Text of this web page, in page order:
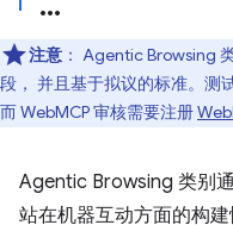
注意 ： Agentic Browsing
段， 并且基于拟议的标准。测
而 WebMCP 审核需要注册
Agentic Browsing 类别
站在机器互动方面的构建